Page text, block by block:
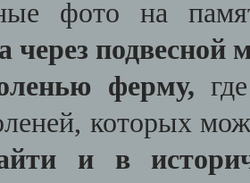
фото на
подвесной
ферму,
которых
и в